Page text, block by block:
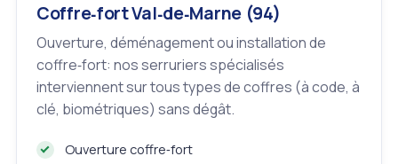
Coffre‑fort Val‑de‑Marne (94)
Ouverture, déménagement ou installation de
coffre‑fort: nos serruriers spécialisés
interviennent sur tous types de coffres (à code, à
clé, biométriques) sans dégât.
Ouverture coffre‑fort